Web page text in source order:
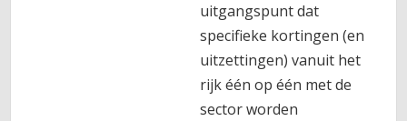
uitgangspunt dat
specifieke kortingen (en
uitzettingen) vanuit het
rijk één op één met de
sector worden